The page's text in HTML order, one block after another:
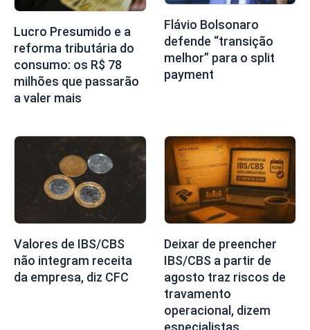
Lucro Presumido e a
reforma tributária do
consumo: os R$ 78
milhões que passarão
a valer mais
Flávio Bolsonaro
defende “transição
melhor” para o split
payment
Valores de IBS/CBS
não integram receita
da empresa, diz CFC
Deixar de preencher
IBS/CBS a partir de
agosto traz riscos de
travamento
operacional, dizem
especialistas